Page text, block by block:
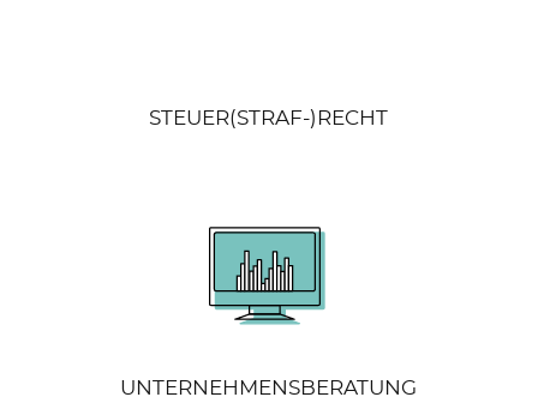
STEUER(STRAF-)RECHT
UNTERNEHMENSBERATUNG